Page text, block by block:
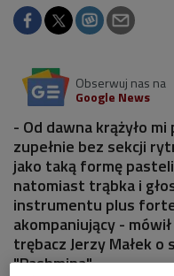
Obserwuj nas na
Google News
- Od dawna krążyło
zupełnie bez sekcji
jako taką formę
natomiast trąbka i
instrumentu plus
akompaniujący -
trębacz Jerzy Małek
"Pashmina".